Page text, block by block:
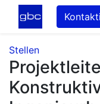
Stellen